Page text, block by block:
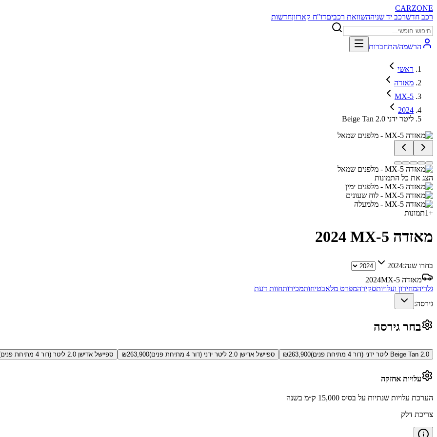
CARZONE
רכב חדשרכב יד שניההשוואת רכביםדו"ח קארזוןחדשות
הרשמה/התחברות
ראשי
מאזדה
MX-5
2024
Beige Tan 2.0 ליטר ידני
הצג את כל התמונות
+
1תמונות
מאזדה MX-5 2024
בחרו שנה:2024
מאזדה MX-5
2024
גלריהמחירון ועלויותסקירהמפרט מלאבטיחותמכירותחוות דעת
גירסה:
בחר גירסה
Beige Tan 2.0 ליטר ידני (דור 4 מתיחת פנים) ₪263,900 ספיישל אדישן 2.0 ליטר ידני (דור 4 מתיחת פנים) ₪263,900 ספיישל אדישן 2.0 ליטר (דור 4 מתיחת פנים)
עלויות אחזקה
הערכת עלויות שנתיות על בסיס 15,000 ק״מ בשנה
צריכת דלק